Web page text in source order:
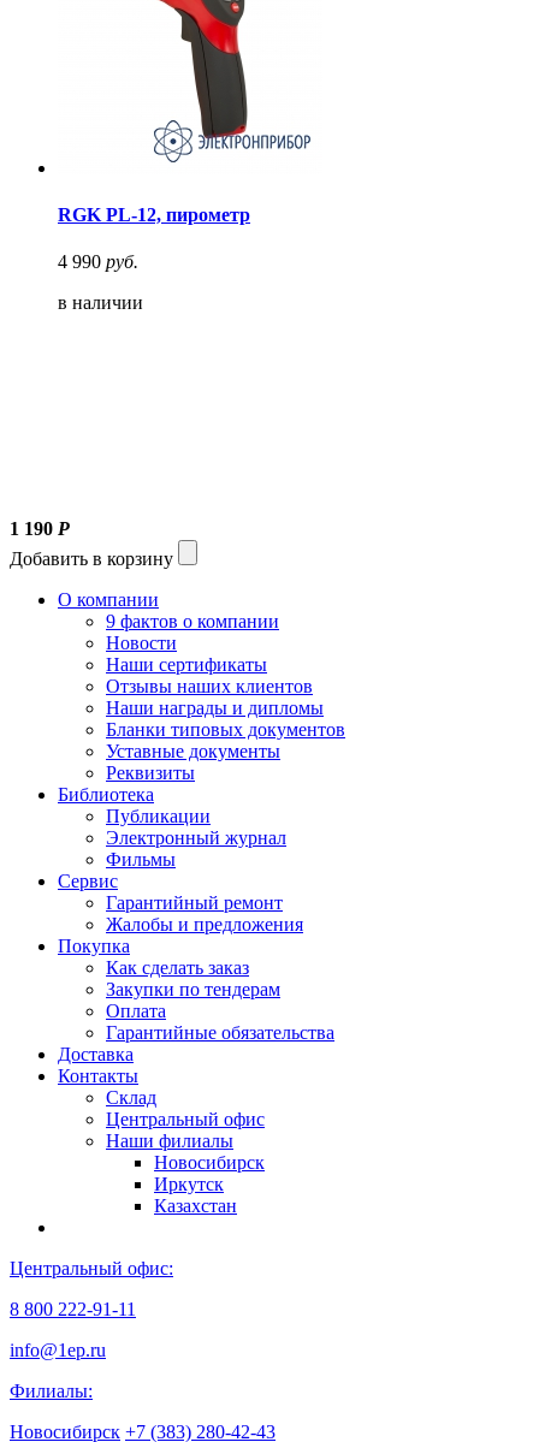
RGK PL-12, пирометр
4 990 руб.
в наличии
1 190 Р
Добавить в корзину
О компании
9 фактов о компании
Новости
Наши сертификаты
Отзывы наших клиентов
Наши награды и дипломы
Бланки типовых документов
Уставные документы
Реквизиты
Библиотека
Публикации
Электронный журнал
Фильмы
Сервис
Гарантийный ремонт
Жалобы и предложения
Покупка
Как сделать заказ
Закупки по тендерам
Оплата
Гарантийные обязательства
Доставка
Контакты
Склад
Центральный офис
Наши филиалы
Новосибирск
Иркутск
Казахстан
Центральный офис:
8 800 222-91-11
info@1ep.ru
Филиалы:
Новосибирск +7 (383) 280-42-43